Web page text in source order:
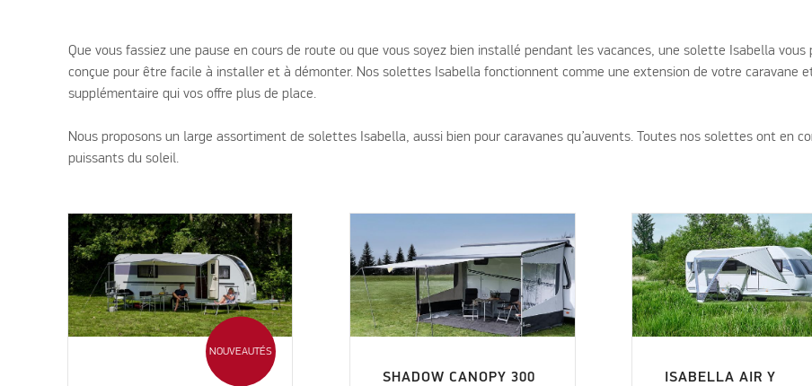
Que vous fassiez une pause en cours de route ou que vous soyez bien installé pendant les vacances, une solette Isabella vous
conçue pour être facile à installer et à démonter. Nos solettes Isabella fonctionnent comme une extension de votre caravane
supplémentaire qui vos offre plus de place.
Nous proposons un large assortiment de solettes Isabella, aussi bien pour caravanes qu’auvents. Toutes nos solettes ont en
puissants du soleil.
NOUVEAUTÉS
SHADOW CANOPY 300
ISABELLA AIR Y